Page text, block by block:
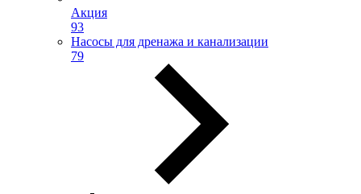
Акция
93
Насосы для дренажа и канализации
79